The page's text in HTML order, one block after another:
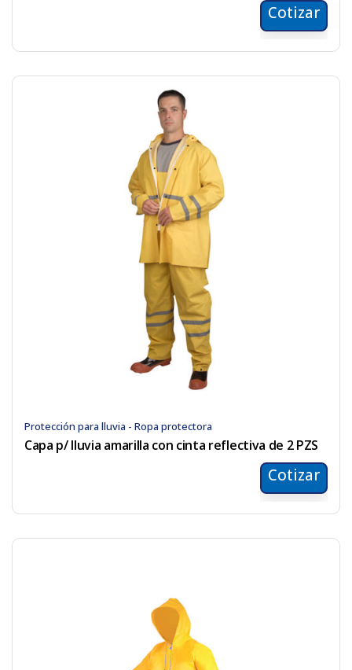
Cotizar
Protección para lluvia - Ropa protectora
Capa p/ lluvia amarilla con cinta reflectiva de 2 PZS
Cotizar